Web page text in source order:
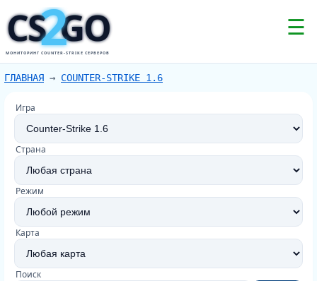
CS GO
2
МОНИТОРИНГ COUNTER-STRIKE СЕРВЕРОВ
☰
ГЛАВНАЯ → COUNTER-STRIKE 1.6
Игра
Страна
Режим
Карта
Поиск